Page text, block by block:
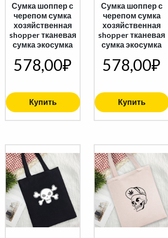
Сумка шоппер с
черепом сумка
хозяйственная
shopper тканевая
сумка экосумка
578,00₽
Купить
Сумка шоппер с
черепом сумка
хозяйственная
shopper тканевая
сумка экосумка
578,00₽
Купить